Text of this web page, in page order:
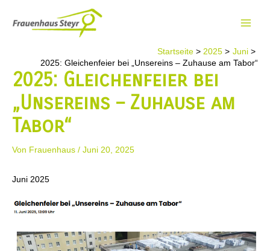
Inhalt
springen
Startseite 2025
Juni
2025: Gleichenfeier bei „Unsereins – Zuhause am Tabor“
2025: Gleichenfeier bei
„Unsereins – Zuhause am
Tabor“
Von Frauenhaus / Juni 20, 2025
Juni 2025